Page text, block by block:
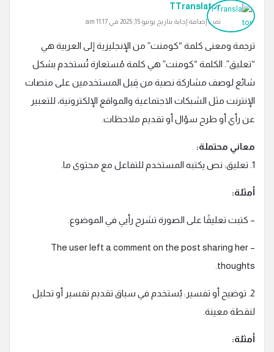
TTranslator
تمت إضافة إجابة بتاريخ يونيو 15, 2025 في 11:17 am
ترجمة ومعنى كلمة “كومنت” من الإنجليزية إلى العربية هي
“تعليق”. الكلمة “كومنت” هي كلمة مُستعارة تُستخدم بشكل
شائع لوصف مشاركة نصية من قِبل المستخدمين على منصات
الإنترنت مثل الشبكات الاجتماعية والمواقع الإلكترونية، للتعبير
عن رأي أو طرح سؤال أو تقديم ملاحظات.
معاني محتملة:
1. تعليق: نص يكتبه المستخدم للتفاعل مع محتوى ما.
أمثلة:
– كتبت تعليقًا على الصورة تشرح رأيي في الموضوع.
– The user left a comment on the post sharing her
thoughts.
2. توضيح أو تفسير: يُستخدم في سياق تقديم تفسير أو تحليل
لنقطة معينة.
أمثلة: